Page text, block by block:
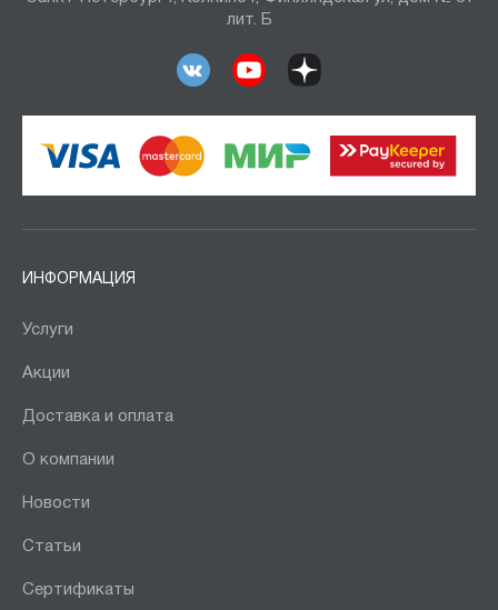
лит. Б
ИНФОРМАЦИЯ
Услуги
Акции
Доставка и оплата
О компании
Новости
Статьи
Сертификаты